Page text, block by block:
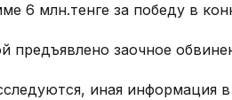
6 млн.тенге за победу в
предъявлено заочное
иная информация